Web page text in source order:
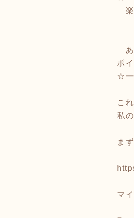
楽
あ
ポ
こ
私
ま
マ